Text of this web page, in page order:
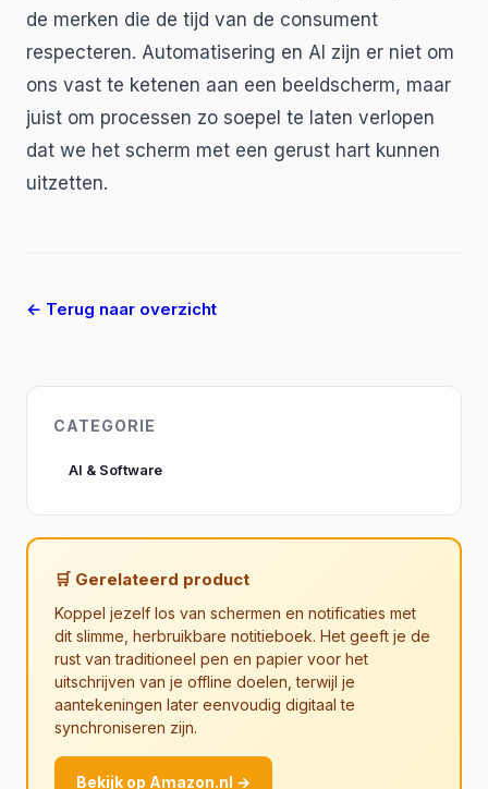
de merken die de tijd van de consument
respecteren. Automatisering en AI zijn er niet om
ons vast te ketenen aan een beeldscherm, maar
juist om processen zo soepel te laten verlopen
dat we het scherm met een gerust hart kunnen
uitzetten.
← Terug naar overzicht
CATEGORIE
AI & Software
🛒 Gerelateerd product
Koppel jezelf los van schermen en notificaties met
dit slimme, herbruikbare notitieboek. Het geeft je de
rust van traditioneel pen en papier voor het
uitschrijven van je offline doelen, terwijl je
aantekeningen later eenvoudig digitaal te
synchroniseren zijn.
Bekijk op Amazon.nl →